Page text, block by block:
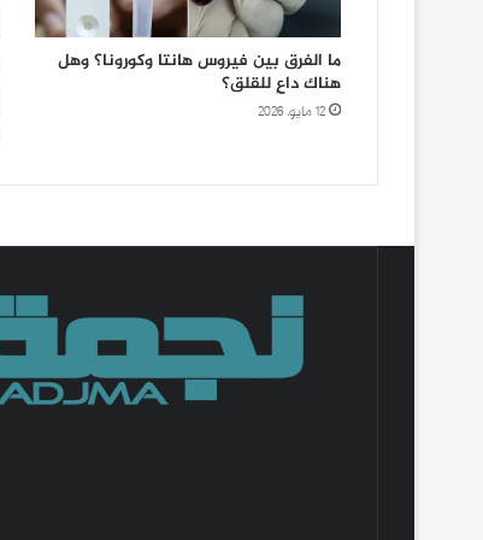
ما الفرق بين فيروس هانتا وكورونا؟ وهل
هناك داعٍ للقلق؟
12 مايو، 2026